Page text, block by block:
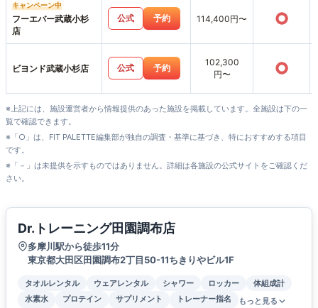
キャンペーン中
フーエバー武蔵小杉
店
公式 予約 114,400円〜 ○
ビヨンド武蔵小杉店 公式 予約
102,300
円〜
○
※上記には、施設運営者から情報提供のあった施設を掲載しています。全施設は下の一
覧で確認できます。
※「○」は、FIT PALETTE編集部が独自の調査・基準に基づき、特におすすめする項目
です。
※「－」は未提供を示すものではありません。詳細は各施設の公式サイトをご確認くだ
さい。
Dr.トレーニング田園調布店
多摩川駅から徒歩11分
東京都大田区田園調布2丁目50-11ちきりやビル1F
タオルレンタル ウェアレンタル シャワー ロッカー
体組成計
水素水
プロテイン サプリメント トレーナー指名 もっと見る